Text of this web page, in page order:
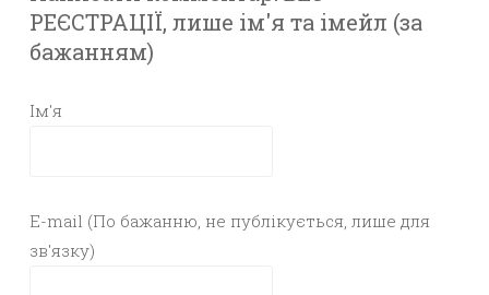
РЕЄСТРАЦІЇ, лише ім'я та імейл (за
бажанням)
Ім'я
E-mail (По бажанню, не публікується, лише для
зв'язку)